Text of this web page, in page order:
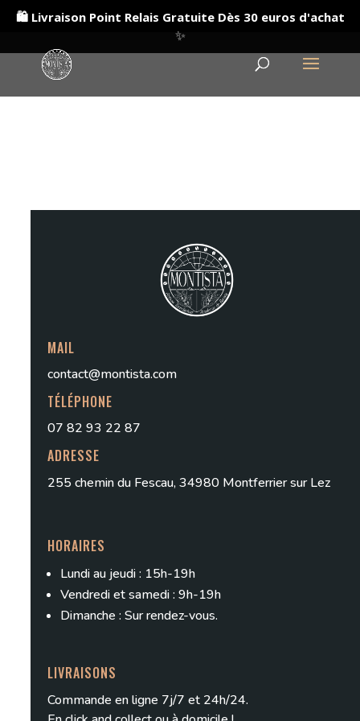
MAIL
contact@montista.com
TÉLÉPHONE
07 82 93 22 87
ADRESSE
255 chemin du Fescau, 34980 Montferrier sur Lez
HORAIRES
Lundi au jeudi : 15h-19h
Vendredi et samedi : 9h-19h
Dimanche : Sur rendez-vous.
LIVRAISONS
Commande en ligne 7j/7 et 24h/24.
🛍️ Livraison Point Relais Gratuite Dès 30 euros d'achat
✨